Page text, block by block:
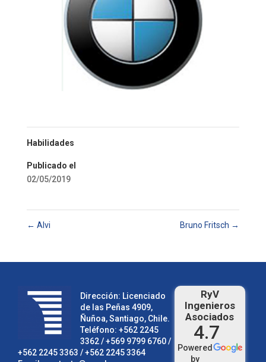
Habilidades
Publicado el
02/05/2019
← Alvi Bruno Fritsch →
Dirección: Licenciado
de las Peñas 4909,
Ñuñoa, Santiago, Chile.
Teléfono: +562 2245
3362/ +569 9799 6760 /
+562 2245 3363 /+562 2245 3364
RyV
Ingenieros
Asociados
4.7
Powered
by